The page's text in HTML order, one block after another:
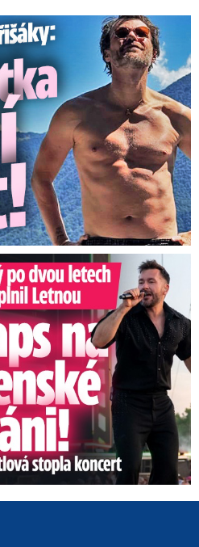
břišáky: Padesátka není znát
stopla koncert